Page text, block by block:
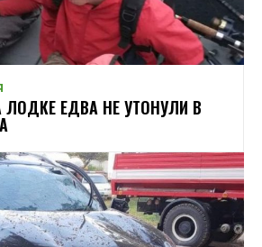
ЛОДКЕ ЕДВА НЕ УТОНУЛИ В